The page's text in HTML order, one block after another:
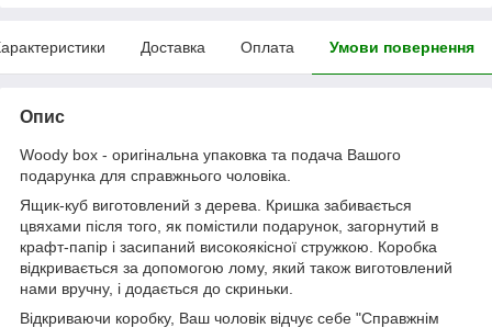
Доставка Оплата Умови повернення
Опис
Woody box - оригінальна упаковка та подача Вашого
подарунка для справжнього чоловіка.
Ящик-куб виготовлений з дерева. Кришка забивається
цвяхами після того, як помістили подарунок, загорнутий в
крафт-папір і засипаний високоякісної стружкою. Коробка
відкривається за допомогою лому, який також виготовлений
нами вручну, і додається до скриньки.
Відкриваючи коробку, Ваш чоловік відчує себе "Справжнім